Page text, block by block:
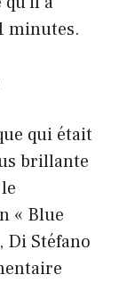
minutes.
qui était
brillante
« Blue
Di Stéfano